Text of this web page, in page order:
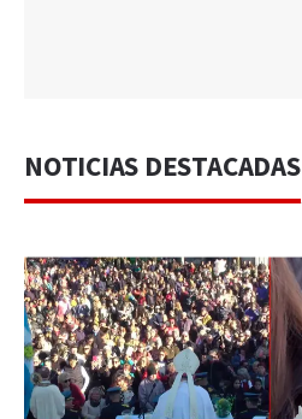
NOTICIAS DESTACADAS